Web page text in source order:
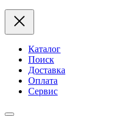
Каталог
Поиск
Доставка
Оплата
Сервис